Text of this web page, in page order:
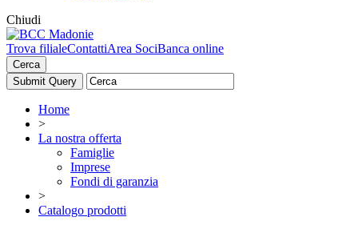
Chiudi
Trova filialeContattiArea SociBanca online
Cerca
Home
>
La nostra offerta
Famiglie
Imprese
Fondi di garanzia
>
Catalogo prodotti